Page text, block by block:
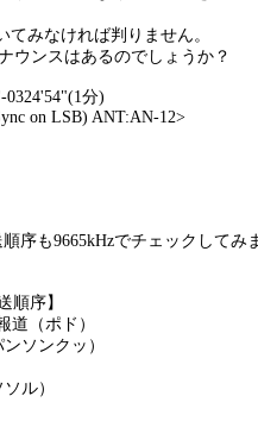
みなければ判りません。
ウンスはあるのでしょうか？
0324'54"(1分)
on LSB) ANT:AN-12>
序も9665kHzでチェックしてみ
順序】
道（ポド）
ソンクッ）
ル）